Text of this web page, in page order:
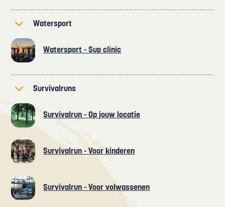
Watersport
Watersport - Sup clinic
Survivalruns
Survivalrun - Op jouw locatie
Survivalrun - Voor kinderen
Survivalrun - Voor volwassenen